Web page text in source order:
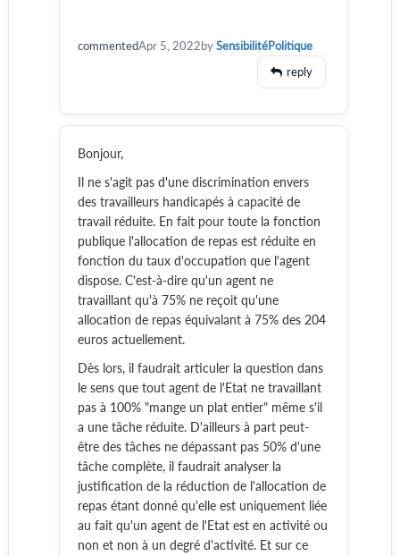
commentedApr 5, 2022bySensibilitéPolitique
reply
Bonjour,
Il ne s'agit pas d'une discrimination envers
des travailleurs handicapés à capacité de
travail réduite. En fait pour toute la fonction
publique l'allocation de repas est réduite en
fonction du taux d'occupation que l'agent
dispose. C'est-à-dire qu'un agent ne
travaillant qu'à 75% ne reçoit qu'une
allocation de repas équivalant à 75% des 204
euros actuellement.
Dès lors, il faudrait articuler la question dans
le sens que tout agent de l'Etat ne travaillant
pas à 100% "mange un plat entier" même s'il
a une tâche réduite. D'ailleurs à part peut-
être des tâches ne dépassant pas 50% d'une
tâche complète, il faudrait analyser la
justification de la réduction de l'allocation de
repas étant donné qu'elle est uniquement liée
au fait qu'un agent de l'Etat est en activité ou
non et non à un degré d'activité. Et sur ce